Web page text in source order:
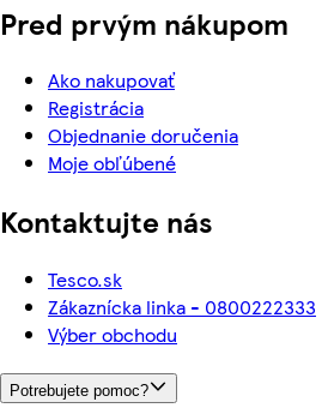
Pred prvým nákupom
Ako nakupovať
Registrácia
Objednanie doručenia
Moje obľúbené
Kontaktujte nás
Tesco.sk
Zákaznícka linka - 0800222333
Výber obchodu
Potrebujete pomoc?